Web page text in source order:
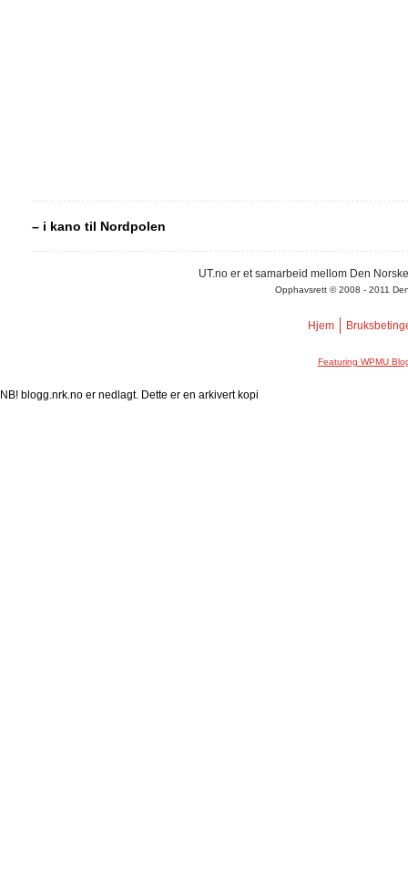
– i kano til Nordpolen
UT.no er et samarbeid mellom Den
Opphavsrett © 2008 - 2011
Hjem
Featuring WPMU
NB! blogg.nrk.no er nedlagt. Dette er en arkivert kopi